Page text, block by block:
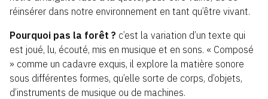
réinsérer dans notre environnement en tant qu’être vivant.
Pourquoi pas la forêt ? c’est la variation d’un texte qui
est joué, lu, écouté, mis en musique et en sons. « Composé
» comme un cadavre exquis, il explore la matière sonore
sous différentes formes, qu’elle sorte de corps, d’objets,
d’instruments de musique ou de machines.